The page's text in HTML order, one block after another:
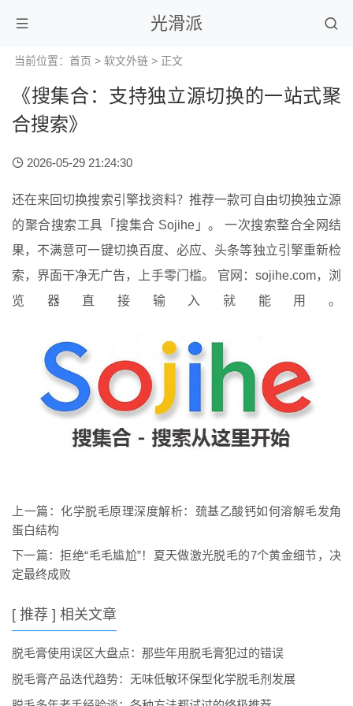
光滑派
当前位置： 首页 > 软文外链 > 正文
《搜集合：支持独立源切换的一站式聚
合搜索》
2026-05-29 21:24:30
还在来回切换搜索引擎找资料？推荐一款可自由切换独立源
的聚合搜索工具「搜集合 Sojihe」。 一次搜索整合全网结
果，不满意可一键切换百度、必应、头条等独立引擎重新检
索，界面干净无广告，上手零门槛。 官网：sojihe.com，浏
览器直接输入就能用。
上一篇： 化学脱毛原理深度解析：巯基乙酸钙如何溶解毛发角
蛋白结构
下一篇：拒绝“毛毛尴尬”！夏天做激光脱毛的7个黄金细节，决
定最终成败
[ 推荐 ] 相关文章
脱毛膏使用误区大盘点：那些年用脱毛膏犯过的错误
脱毛膏产品迭代趋势：无味低敏环保型化学脱毛剂发展